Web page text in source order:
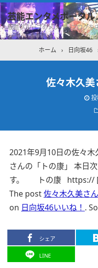
芸能エンタメポータル
坂道グループのメンバーブログを
ホーム › 日向坂46
佐々木久美
2021年9月10日の佐々
さんの「トの康」 本日
す。 トの康 https://
The post佐々木久美さ
on 日向坂46いいね！ .
シェア
LINE